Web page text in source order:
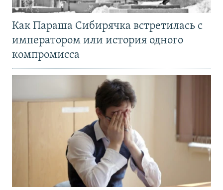
Как Параша Сибирячка встретилась с
императором или история одного
компромисса